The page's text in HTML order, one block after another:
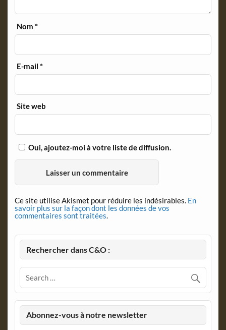
Nom*
E-mail*
Site web
Oui, ajoutez-moi à votre liste de diffusion.
Ce site utilise Akismet pour réduire les indésirables. En
savoir plus sur la façon dont les données de vos
commentaires sont traitées.
Rechercher dans C&O :
Abonnez-vous à notre newsletter